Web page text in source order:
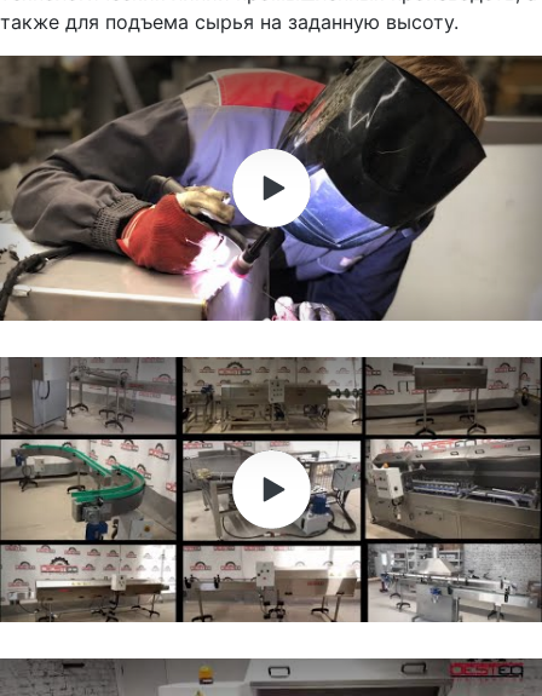
также для подъема сырья на заданную высоту.